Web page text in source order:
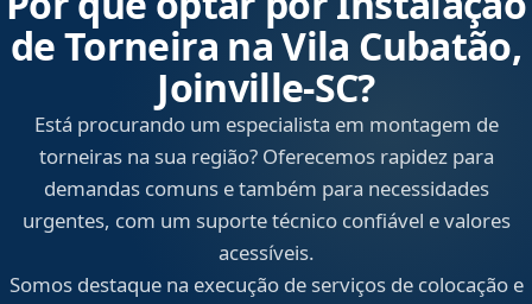
de Torneira na Vila Cubatão,
Joinville‑SC?
Está procurando um especialista em montagem de
torneiras na sua região? Oferecemos rapidez para
demandas comuns e também para necessidades
urgentes, com um suporte técnico confiável e valores
acessíveis.
Somos destaque na execução de serviços de colocação e